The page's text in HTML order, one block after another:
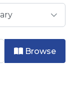
Browse